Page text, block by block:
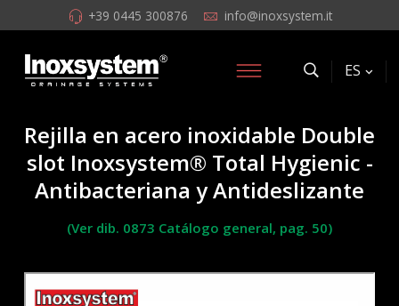
+39 0445 300876 info@inoxsystem.it
ES
Rejilla en acero inoxidable Double
slot Inoxsystem® Total Hygienic -
Antibacteriana y Antideslizante
(Ver dib. 0873 Catálogo general, pag. 50)